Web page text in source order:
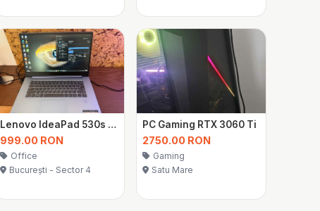
Lenovo IdeaPad 530s i5 16GB RAM SSD 512GB MX150 Laptop Gaming Office
999.00 RON
Office
București - Sector 4
PC Gaming RTX 3060 Ti
2750.00 RON
Gaming
Satu Mare